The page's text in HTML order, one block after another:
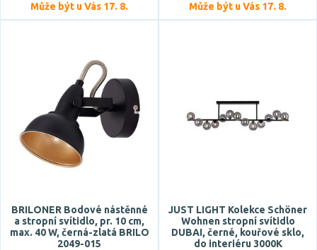
koule
neobvyklý
Zobrazit více
Stupeň krytí
IP20
IP44
Může být u Vás 17. 8. Může být u Vás 17. 8.
BRILONER Bodové nástěnné
a stropní svítidlo, pr. 10 cm,
max. 40 W, černá-zlatá BRILO
2049-015
JUST LIGHT Kolekce Schöner
Wohnen stropní svítidlo
DUBAI, černé, kouřové sklo,
do interiéru 3000K